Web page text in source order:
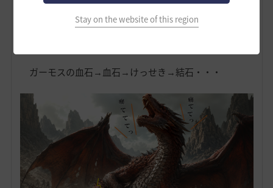
Stay on the website of this region
＊-＊-＊-＊-＊-＊
ガーモスの血石→血石→けっせき→結石・・・